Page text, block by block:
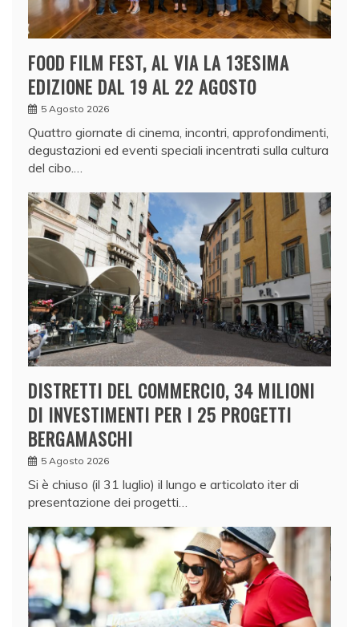
FOOD FILM FEST, AL VIA LA 13ESIMA
EDIZIONE DAL 19 AL 22 AGOSTO
5 Agosto 2026
Quattro giornate di cinema, incontri, approfondimenti,
degustazioni ed eventi speciali incentrati sulla cultura
del cibo.…
DISTRETTI DEL COMMERCIO, 34 MILIONI
DI INVESTIMENTI PER I 25 PROGETTI
BERGAMASCHI
5 Agosto 2026
Si è chiuso (il 31 luglio) il lungo e articolato iter di
presentazione dei progetti…